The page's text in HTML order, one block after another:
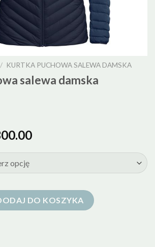
/ KURTKA PUCHOWA SALEWA DAMSKA
salewa damska
salewa damska
DO KOSZYKA